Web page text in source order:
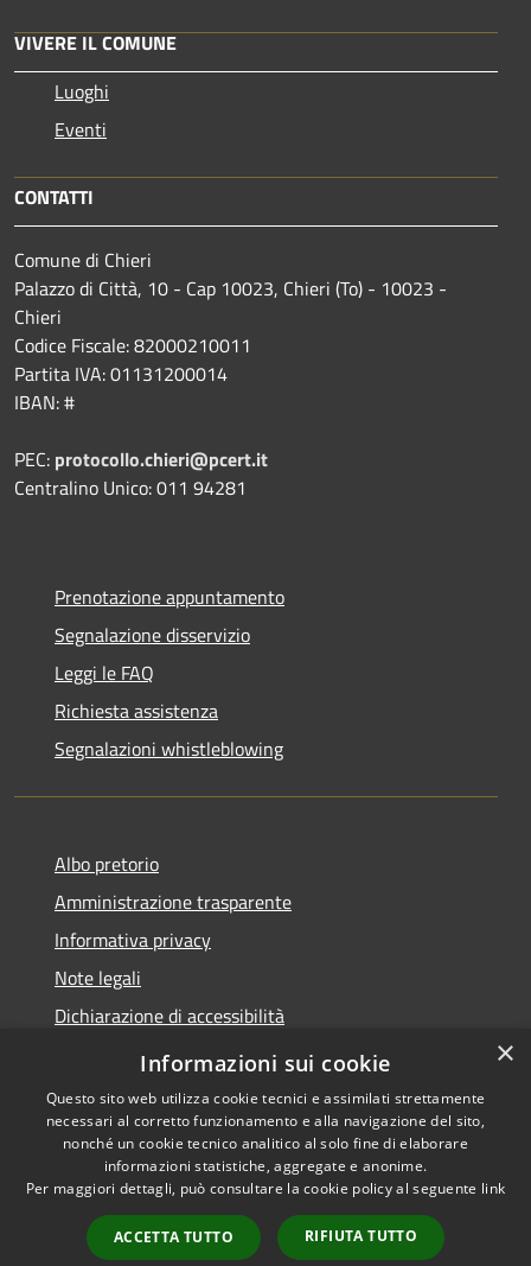
VIVERE IL COMUNE
Luoghi
Eventi
CONTATTI
Comune di Chieri
Palazzo di Città, 10 - Cap 10023, Chieri (To) - 10023 -
Chieri
Codice Fiscale: 82000210011
Partita IVA: 01131200014
IBAN: #
PEC: protocollo.chieri@pcert.it
Centralino Unico: 011 94281
Prenotazione appuntamento
Segnalazione disservizio
Leggi le FAQ
Richiesta assistenza
Segnalazioni whistleblowing
Albo pretorio
Amministrazione trasparente
Informativa privacy
Note legali
Dichiarazione di accessibilità
Meccanismo di Feedback
Accessibilità
Copyright © 2026 • Comune di
Chieri • Powered by
Municipium•
Accesso
redazione
×
Informazioni sui cookie
Questo sito web utilizza cookie tecnici e assimilati strettamente
necessari al corretto funzionamento e alla navigazione del sito,
nonché un cookie tecnico analitico al solo fine di elaborare
informazioni statistiche, aggregate e anonime.
Per maggiori dettagli, può consultare la cookie policy al seguente link
ACCETTA TUTTO RIFIUTA TUTTO